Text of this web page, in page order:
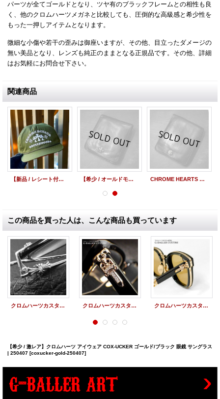
パーツが全てゴールドとなり、ツヤ有のブラックフレームとの相性も良
く、他のクロムハーツメガネと比較しても、圧倒的な高級感と希少性を
もった一押しアイテムとなります。
微細な小傷や若干の歪みは御座いますが、その他、目立ったダメージの
無い美品となり、レンズも純正のままとなる正規品です。その他、詳細
はお気軽にお問合せ下さい。
関連商品
【新品 / レシート付属 / 国内未入荷 / 激レア / 希少】Chrome Hearts King Taco Cemetery Cross Cap Khaki クロムハーツ キングタコ セメタリークロス キャップ カーキ 【希少 / オールドモデル】CHROME HEARTS クロムハーツ 1スナップ CHプラス レザーウォレット ブラック | 250407 CHROME HEARTS クロムハーツ 1スナップ クロスボタン ウォレット ブラック | 250407
この商品を買った人は、こんな商品も買っています
クロムハーツカスタム | 眼鏡 サングラス SHAGASS アイウェア ダイヤカスタム クロムハーツカスタム | 眼鏡 サングラス EVAGILIST アイウェア ダイヤカスタム クロムハーツカスタム | 眼鏡 サングラス DUCK BUTTER アイウェア ダイヤカスタム
【希少 / 激レア】クロムハーツ アイウェア COX-UCKER ゴールド/ブラック 眼鏡 サングラス
| 250407 [coxucker-gold-250407]